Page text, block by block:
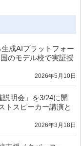
成AIプラットフォー
のモデル校で実証授
2026年5月10日
明会」を3/24に開
スピーカー講演と
2026年3月18日